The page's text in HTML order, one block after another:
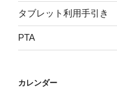
タブレット利用手引き
PTA
カレンダー